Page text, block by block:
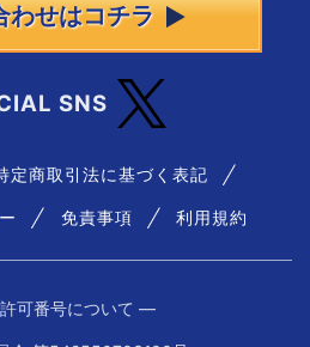
わせはコチラ
SNS
定商取引法に基づく表記
免責事項 利用規約
可番号について ―